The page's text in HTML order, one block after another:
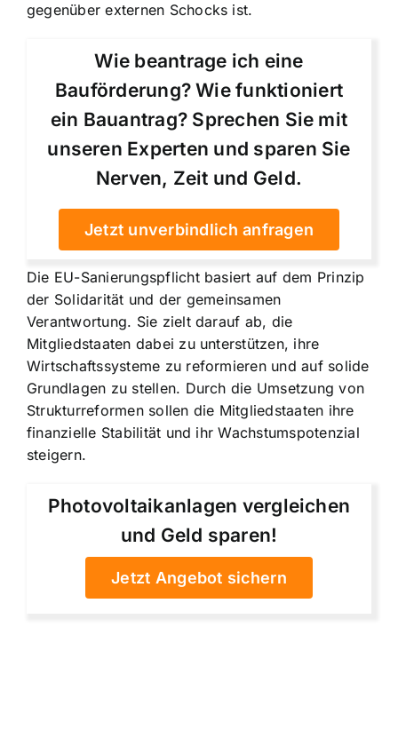
gegenüber externen Schocks ist.
Wie beantrage ich eine
Bauförderung? Wie funktioniert
ein Bauantrag? Sprechen Sie mit
unseren Experten und sparen Sie
Nerven, Zeit und Geld.
Jetzt unverbindlich anfragen
Die EU-Sanierungspflicht basiert auf dem Prinzip
der Solidarität und der gemeinsamen
Verantwortung. Sie zielt darauf ab, die
Mitgliedstaaten dabei zu unterstützen, ihre
Wirtschaftssysteme zu reformieren und auf solide
Grundlagen zu stellen. Durch die Umsetzung von
Strukturreformen sollen die Mitgliedstaaten ihre
finanzielle Stabilität und ihr Wachstumspotenzial
steigern.
Photovoltaikanlagen vergleichen
und Geld sparen!
Jetzt Angebot sichern